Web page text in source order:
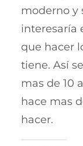
moderno y
interesaría
que hacer
tiene. Así
mas de 10
hace mas
hacer.